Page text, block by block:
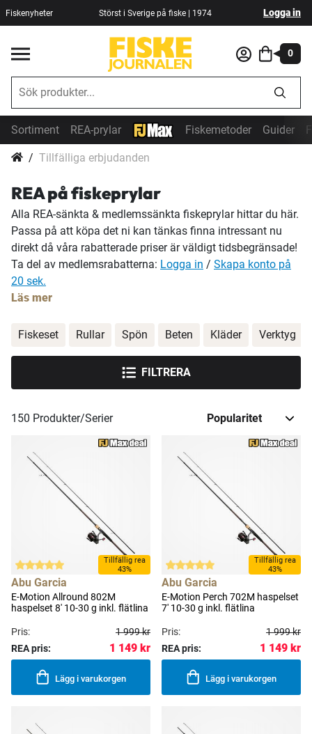
Fiskenyheter Störst i Sverige på fiske | 1974 Logga in
0
Sortiment REA-prylar Fiskemetoder Guider
Tillfälliga erbjudanden
REA på fiskeprylar
Alla REA-sänkta & medlemssänkta fiskeprylar hittar du här.
Passa på att köpa det ni kan tänkas finna intressant nu
direkt då våra rabatterade priser är väldigt tidsbegränsade!
Ta del av medlemsrabatterna: Logga in / Skapa konto på
20 sek.
Läs mer
150 Produkter/Serier
Tillfällig rea
43%
Abu Garcia
E-Motion Allround 802M
haspelset 8' 10-30 g inkl. flätlina
Pris:
1 999 kr
REA pris:
1 149 kr
Lägg i varukorgen
Tillfällig rea
43%
Abu Garcia
E-Motion Perch 702M haspelset
7' 10-30 g inkl. flätlina
Pris:
1 999 kr
REA pris:
1 149 kr
Lägg i varukorgen
Fiskeset Rullar Spön Beten Kläder Verktyg
FILTRERA